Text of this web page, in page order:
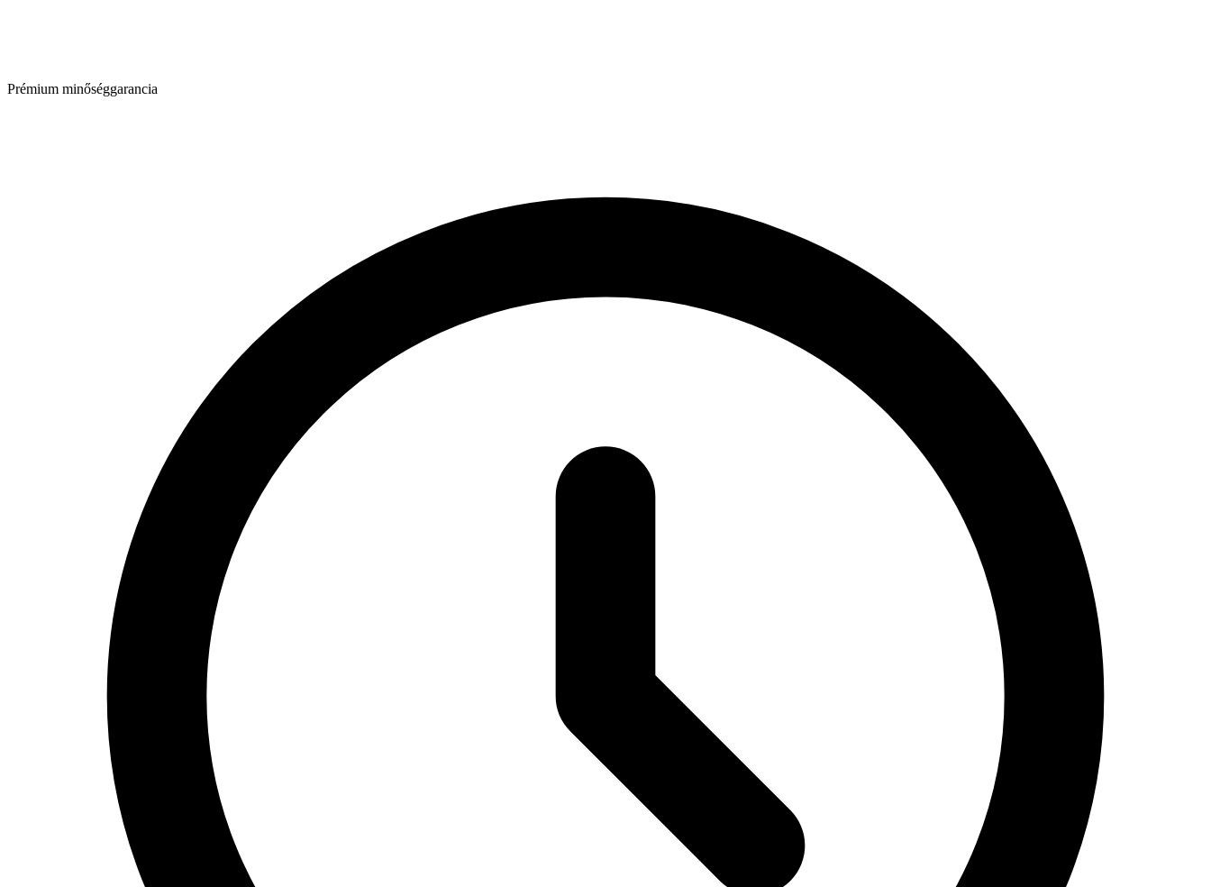
Prémium minőséggarancia